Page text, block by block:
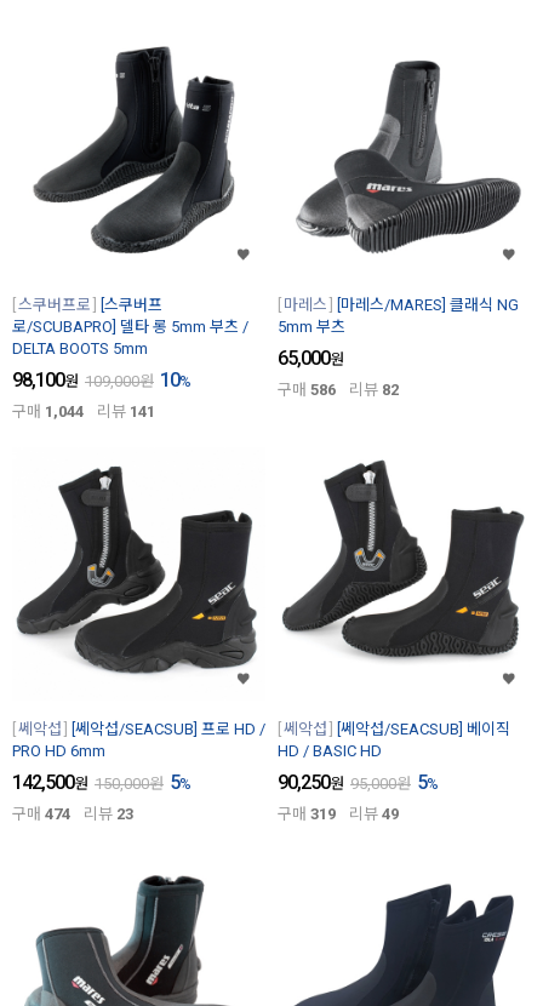
스쿠버프로
[스쿠버프
로/SCUBAPRO] 델타 롱 5mm 부츠 /
DELTA BOOTS 5mm
98,100원 109,000원 10%
구매 1,044 리뷰 141
마레스
[마레스/MARES] 클래식 NG
5mm 부츠
65,000원
구매 586 리뷰 82
쎄악섭
[쎄악섭/SEACSUB] 프로 HD /
PRO HD 6mm
142,500원 150,000원 5%
구매 474 리뷰 23
쎄악섭
[쎄악섭/SEACSUB] 베이직
HD / BASIC HD
90,250원 95,000원 5%
구매 319 리뷰 49